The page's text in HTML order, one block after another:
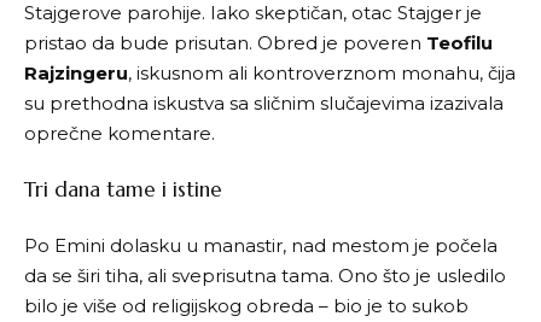
Stajgerove parohije. Iako skeptičan, otac Stajger je
pristao da bude prisutan. Obred je poveren Teofilu
Rajzingeru, iskusnom ali kontroverznom monahu, čija
su prethodna iskustva sa sličnim slučajevima izazivala
oprečne komentare.
Tri dana tame i istine
Po Emini dolasku u manastir, nad mestom je počela
da se širi tiha, ali sveprisutna tama. Ono što je usledilo
bilo je više od religijskog obreda – bio je to sukob